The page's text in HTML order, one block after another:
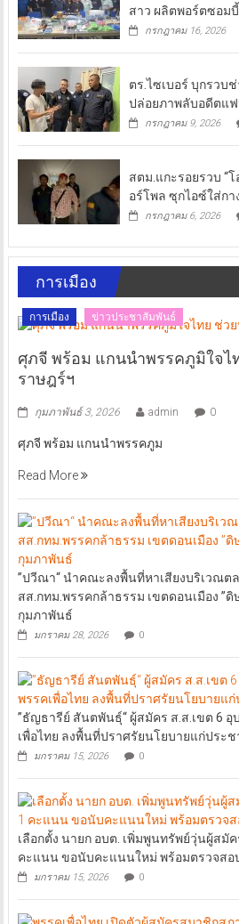
สาว ผลิตพอร์ตซอมบี้
กรกฎาคม 16, 2026
ตร.ไซเบอร์ บุกรวบ
ปล่อยภาพลับอดีตแ
กรกฎาคม 9, 2026
สตม.แกะรอยรวบ “
อร์โพล ซุกไอซ์ใส่ก
กรกฎาคม 6, 2026
การเมือง
การเมือง ข่าวประชาสัมพันธ์
ศุภจี พร้อม แกนนำพรรคภูมิใจไ
ราษฎร์ฯ
กุมภาพันธ์ 3, 2026 admin 0
ศุภจี พร้อม แกนนำพรรคภูม
Read More
”ปวีณา“ นำคณะลงพื้นที่หาเสียงบริเวณต
สส.กทม.พรรคกล้าธรรม เขตดอนเมือง ”ดิ
กุมภาพันธ์
มกราคม 28, 2026 0
”ธัญธารีย์ สันตพันธุ์“ ผู้สมัคร ส.ส.เขต 6 อุ
เพื่อไทย ลงพื้นที่ปราศรัยนโยบายแก่ประ
มกราคม 15, 2026 0
เลือกตั้ง นายก อบต. เพิ่มพูนทรัพย์วุ่นผู้สมั
คะแนน ขอนับคะแนนใหม่ พร้อมตรวจสอ
มกราคม 15, 2026 0